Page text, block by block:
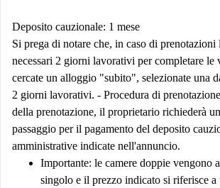
Deposito cauzionale: 1 mese
Si prega di notare che, in caso di prenotazioni
necessari 2 giorni lavorativi per completare le
cercate un alloggio "subito", selezionate una
2 giorni lavorativi. - Procedura di
della prenotazione, il proprietario richiederà
passaggio per il pagamento del deposito
amministrative indicate nell'annuncio.
Importante: le camere doppie vengono
singolo e il prezzo indicato si riferisce a